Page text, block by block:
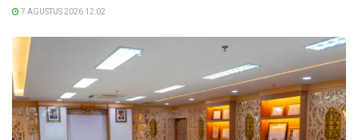
7 AGUSTUS 2026 12:02